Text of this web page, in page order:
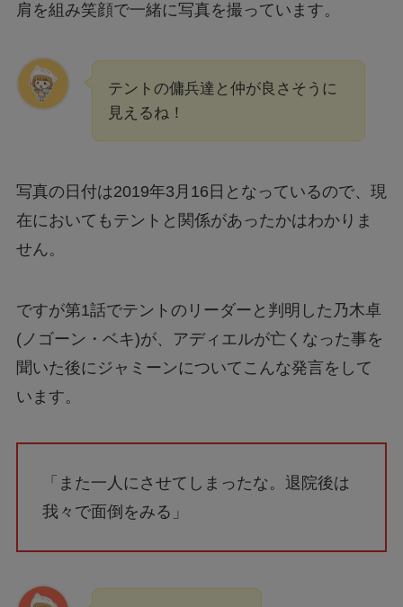
肩を組み笑顔で一緒に写真を撮っています。
テントの傭兵達と仲が良さそうに
見えるね！
写真の日付は2019年3月16日となっているので、現
在においてもテントと関係があったかはわかりま
せん。
ですが第1話でテントのリーダーと判明した乃木卓
(ノゴーン・ベキ)が、アディエルが亡くなった事を
聞いた後にジャミーンについてこんな発言をして
います。
「また一人にさせてしまったな。退院後は
我々で面倒をみる」